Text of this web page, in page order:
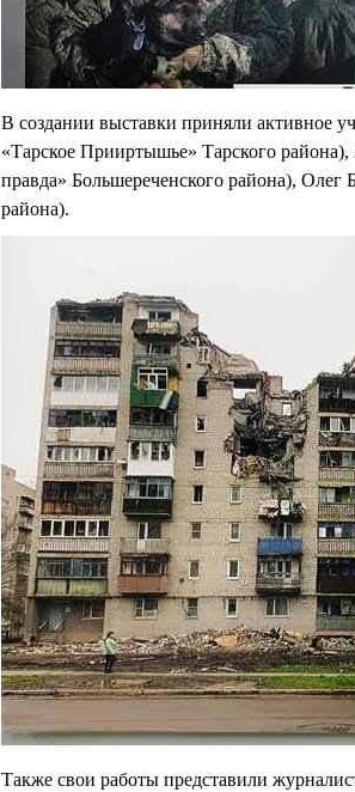
В создании выставки приняли
«Тарское Прииртышье» Тарского
правда» Большереченского района),
района).
Также свои работы представили